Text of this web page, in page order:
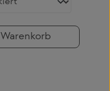
gewünschten